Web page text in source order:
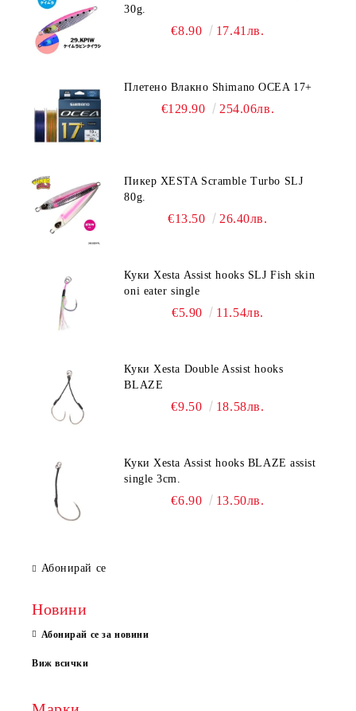
30g.
€8.90 17.41лв.
Плетено Влакно Shimano OCEA 17+
€129.90 254.06лв.
Пикер XESTA Scramble Turbo SLJ
80g.
€13.50 26.40лв.
Куки Xesta Assist hooks SLJ Fish skin
oni eater single
€5.90 11.54лв.
Куки Xesta Double Assist hooks
BLAZE
€9.50 18.58лв.
Куки Xesta Assist hooks BLAZE assist
single 3cm.
€6.90 13.50лв.
Абонирай се
Новини
Абонирай се за новини
Виж всички